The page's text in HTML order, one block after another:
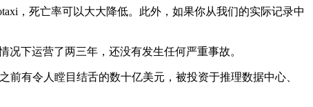
，死亡率可以大大降低。此外，如果你从我们的实际记录中
下运营了两三年，还没有发生任何严重事故。
有令人瞠目结舌的数十亿美元，被投资于推理数据中心、